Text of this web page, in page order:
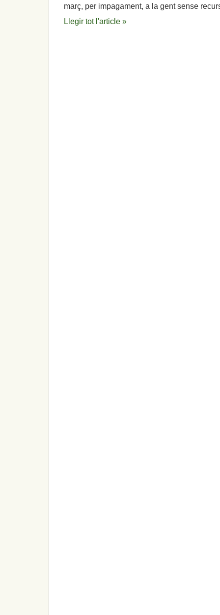
març, per impagament, a la gent sense
Llegir tot l'article »